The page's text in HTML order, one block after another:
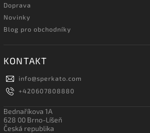
Doprava
Novinky
Blog pro obchodníky
KONTAKT
info@sperkato.com
+420607808880
Bednaříkova 1A
628 00 Brno-Líšeň
Česká republika